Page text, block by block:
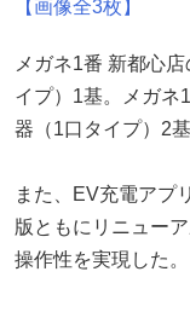
【画像全3枚】
メガネ1番 新都心
イプ）1基。メガネ
器（1口タイプ）2
また、EV充電アプ
版ともにリニュー
操作性を実現した。